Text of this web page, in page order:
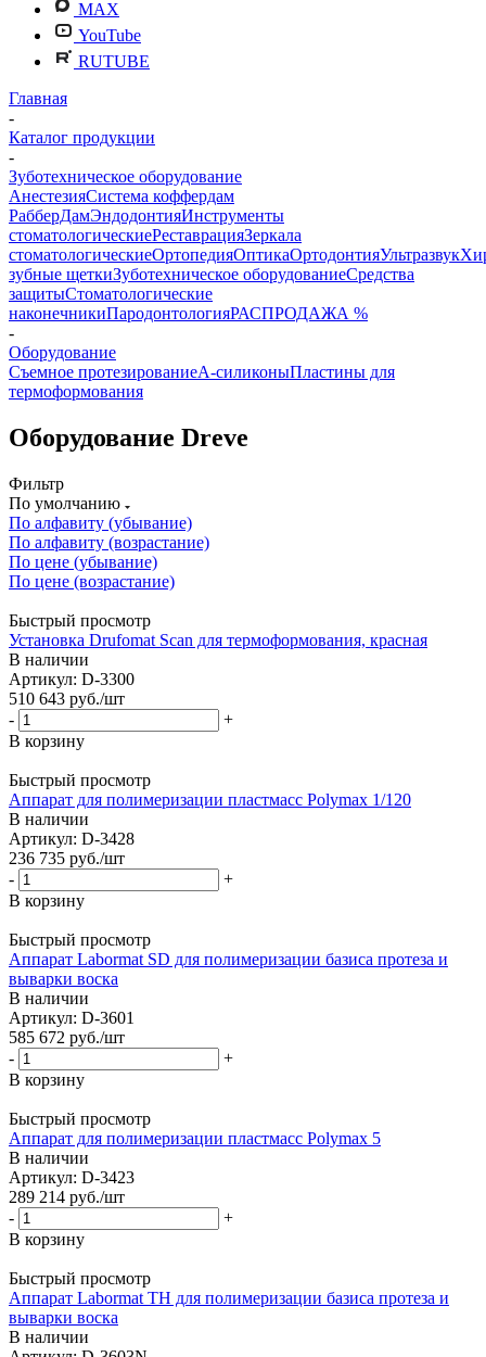
MAX
YouTube
RUTUBE
Главная
-
Каталог продукции
-
Зуботехническое оборудование
АнестезияСистема коффердам
РабберДамЭндодонтияИнструменты
стоматологическиеРеставрацияЗеркала
стоматологическиеОртопедияОптикаОртодонтияУльтразвук
зубные щеткиЗуботехническое оборудованиеСредства
защитыСтоматологические
наконечникиПародонтологияРАСПРОДАЖА %
-
Оборудование
Съемное протезированиеА-силиконыПластины для
термоформования
Оборудование Dreve
Фильтр
По умолчанию
По алфавиту (убывание)
По алфавиту (возрастание)
По цене (убывание)
По цене (возрастание)
Быстрый просмотр
Установка Drufomat Scan для термоформования, красная
В наличии
Артикул: D-3300
510 643 руб./шт
-
+
В корзину
Быстрый просмотр
Aппарат для полимеризации пластмасс Polymax 1/120
В наличии
Артикул: D-3428
236 735 руб./шт
-
+
В корзину
Быстрый просмотр
Aппарат Labormat SD для полимеризации базиса протеза и
выварки воска
В наличии
Артикул: D-3601
585 672 руб./шт
-
+
В корзину
Быстрый просмотр
Aппарат для полимеризации пластмасс Polymax 5
В наличии
Артикул: D-3423
289 214 руб./шт
-
+
В корзину
Быстрый просмотр
Aппарат Labormat TH для полимеризации базиса протеза и
выварки воска
В наличии